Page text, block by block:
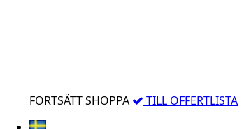
FORTSÄTT SHOPPA TILL OFFERTLISTA